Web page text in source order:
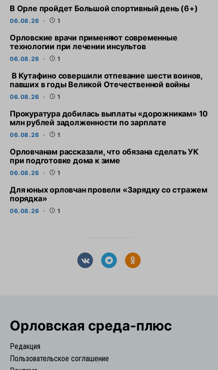
В Орле пройдет Большой спортивный день (6+)
06.08.26 1
Орловские врачи применяют современные
технологии при лечении инсультов
06.08.26 1
В Кутафино совершили отпевание шести воинов,
павших в годы Великой Отечественной войны
06.08.26 1
Прокуратура добилась выплаты «дорожникам» 10
млн рублей задолженности по зарплате
06.08.26 1
Орловчанам рассказали, что обязана сделать УК
при подготовке дома к зиме
06.08.26 1
Для юных орловчан провели «Зарядку со стражем
порядка»
06.08.26 1
Орловская cреда-плюс
Редакция
Пользовательское соглашение